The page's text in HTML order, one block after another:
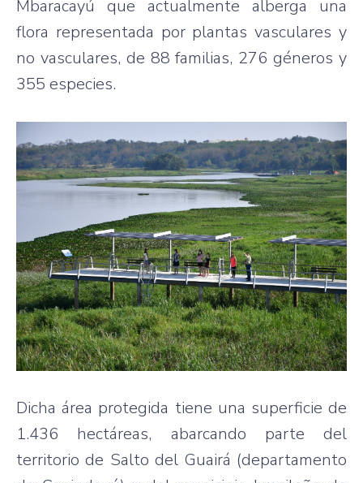
Mbaracayú que actualmente alberga una
flora representada por plantas vasculares y
no vasculares, de 88 familias, 276 géneros y
355 especies.
Dicha área protegida tiene una superficie de
1.436 hectáreas, abarcando parte del
territorio de Salto del Guairá (departamento